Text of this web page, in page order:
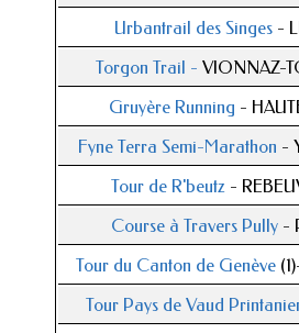
Urbantrail des Singes -
Torgon Trail - VIONNAZ-
Gruyère Running -
Fyne Terra Semi-Marathon -
Tour de R'beutz-
Course à Travers Pully-
Tour du Canton de Genève
Tour Pays de Vaud